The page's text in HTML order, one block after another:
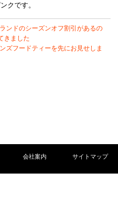
クです。​​​​
ンドのシーズンオフ割引があるの
きました
ズフードティーを先にお見せしま
会社案内 サイトマップ